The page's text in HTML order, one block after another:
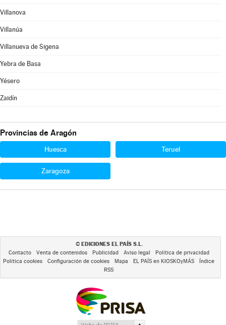
Villanova
Villanúa
Villanueva de Sigena
Yebra de Basa
Yésero
Zaidín
Provincias de Aragón
Huesca Teruel
Zaragoza
© EDICIONES EL PAÍS S.L.
Contacto Venta de contenidos Publicidad Aviso legal
Política de privacidad
Política cookies
Configuración de cookies Mapa EL PAÍS en KIOSKOyMÁS
Índice
RSS